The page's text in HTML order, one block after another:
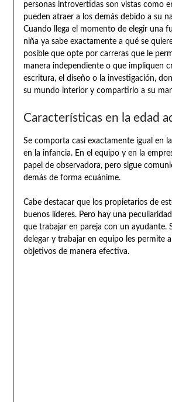
personas introvertidas son vistas como
pueden atraer a los demás debido a su
Cuando llega el momento de elegir una
niña ya sabe exactamente a qué se
posible que opte por carreras que le
manera independiente o que impliquen
escritura, el diseño o la investigación,
su mundo interior y compartirlo a su
Características en la edad
Se comporta casi exactamente igual en
en la infancia. En el equipo y en la
papel de observadora, pero sigue
demás de forma ecuánime.
Cabe destacar que los propietarios de
buenos líderes. Pero hay una
que trabajar en pareja con un ayudante.
delegar y trabajar en equipo les permite
objetivos de manera efectiva.